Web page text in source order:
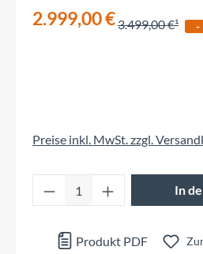
2.999,00 €3.499,00 € -
Preise inkl. MwSt. zzgl.
Produkt Anzahl: Gib
In
Produkt PDF